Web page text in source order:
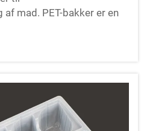
mad. PET-bakker er en
og emballage af
kombination af
og